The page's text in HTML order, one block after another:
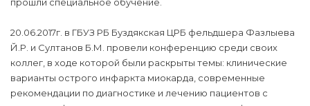
20.06.2017г. в ГБУЗ РБ Буздякская ЦРБ фельдшера Фазлыева
Й.Р. и Султанов Б.М. провели конференцию среди своих
коллег, в ходе которой были раскрыты темы: клинические
варианты острого инфаркта миокарда, современные
рекомендации по диагностике и лечению пациентов с